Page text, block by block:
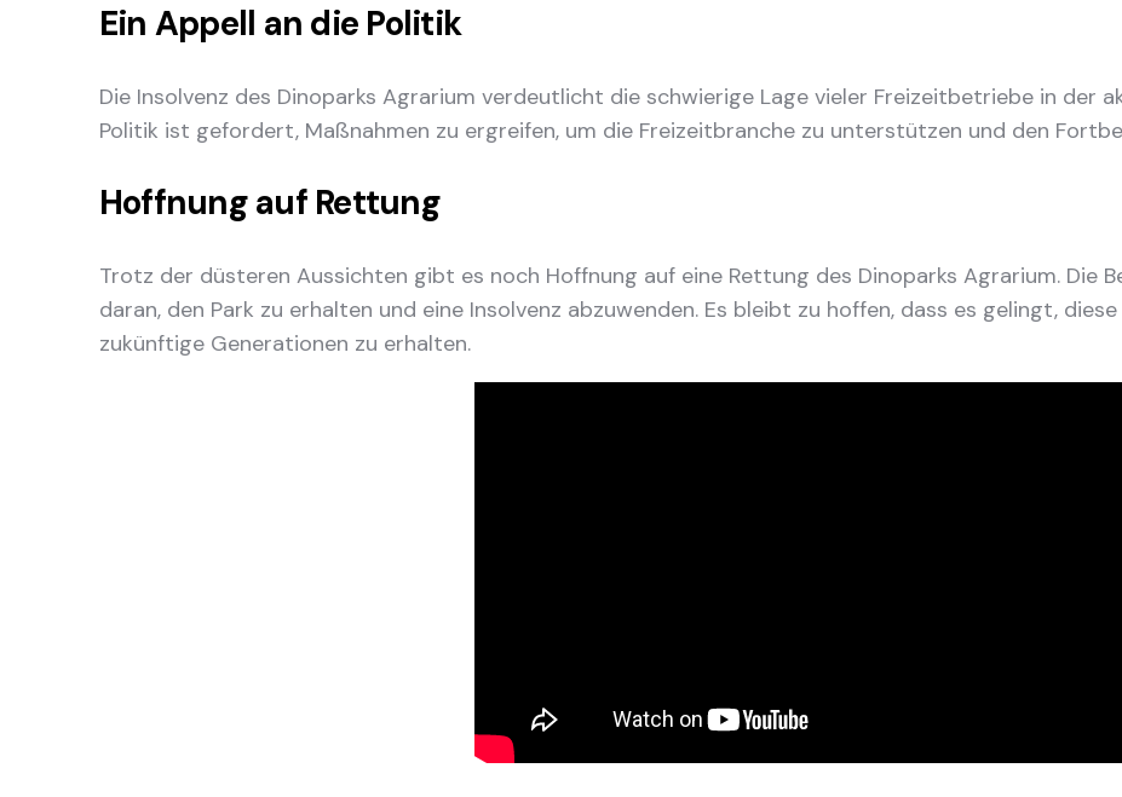
Ein Appell an die Politik
Die Insolvenz des Dinoparks Agrarium verdeutlicht die schwierige Lage vieler Freizeitbetriebe in der
Politik ist gefordert, Maßnahmen zu ergreifen, um die Freizeitbranche zu unterstützen und den
Hoffnung auf Rettung
Trotz der düsteren Aussichten gibt es noch Hoffnung auf eine Rettung des Dinoparks Agrarium. Die
daran, den Park zu erhalten und eine Insolvenz abzuwenden. Es bleibt zu hoffen, dass es gelingt,
zukünftige Generationen zu erhalten.